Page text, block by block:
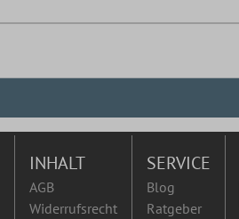
INHALT
AGB
Widerrufsrecht
SERVICE
Blog
Ratgeber